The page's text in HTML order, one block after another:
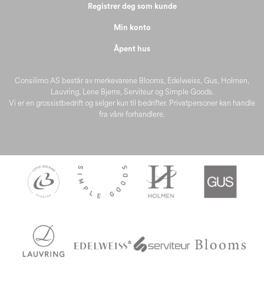
Consilimo AS består av merkevarene Blooms, Edelweiss, Gus, Holmen,
Lauvring, Lene Bjerre, Serviteur og Simple Goods.
Vi er en grossistbedrift og selger kun til bedrifter. Privatpersoner kan handle
fra våre forhandlere.
Registrer deg som kunde
Min konto
Åpent hus